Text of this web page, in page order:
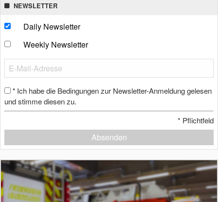
NEWSLETTER
Daily Newsletter
Weekly Newsletter
* Ich habe die Bedingungen zur Newsletter-Anmeldung gelesen
und stimme diesen zu.
* Pflichtfeld
Absenden